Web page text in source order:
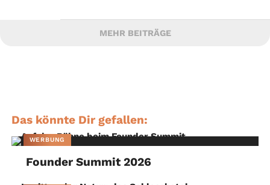
MEHR BEITRÄGE
Das könnte Dir gefallen:
WERBUNG
Founder Summit 2026